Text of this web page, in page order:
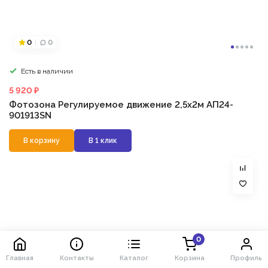
Главная Контакты Каталог
0
Корзина Профиль
0 0
Есть в наличии
5 920 ₽
Фотозона Регулируемое движение 2,5х2м АП24-
901913SN
В корзину В 1 клик